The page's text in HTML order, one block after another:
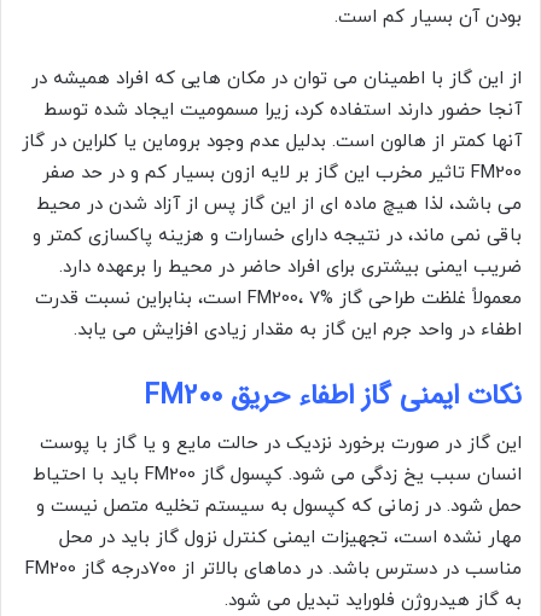
بودن آن بسیار کم است.
از این گاز با اطمینان می توان در مکان هایی که افراد همیشه در
آنجا حضور دارند استفاده کرد، زیرا مسمومیت ایجاد شده توسط
آنها کمتر از هالون است. بدلیل عدم وجود بروماین یا کلراین در گاز
FM200 تاثیر مخرب این گاز بر لایه ازون بسیار کم و در حد صفر
می باشد، لذا هیچ ماده ای از این گاز پس از آزاد شدن در محیط
باقی نمی ماند، در نتیجه دارای خسارات و هزینه پاکسازی کمتر و
ضریب ایمنی بیشتری برای افراد حاضر در محیط را برعهده دارد.
معمولاً غلظت طراحی گاز FM200، 7% است، بنابراین نسبت قدرت
اطفاء در واحد جرم این گاز به مقدار زیادی افزایش می یابد.
نکات ایمنی گاز اطفاء حریق FM200
این گاز در صورت برخورد نزدیک در حالت مایع و یا گاز با پوست
انسان سبب یخ زدگی می شود. کپسول گاز FM200 باید با احتیاط
حمل شود. در زمانی که کپسول به سیستم تخلیه متصل نیست و
مهار نشده است، تجهیزات ایمنی کنترل نزول گاز باید در محل
مناسب در دسترس باشد. در دماهای بالاتر از 700درجه گاز FM200
به گاز هیدروژن فلوراید تبدیل می شود.